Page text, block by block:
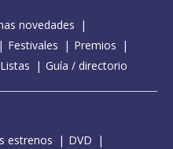
novedades
Festivales
Premios
Listas Guía / directorio
estrenos
DVD